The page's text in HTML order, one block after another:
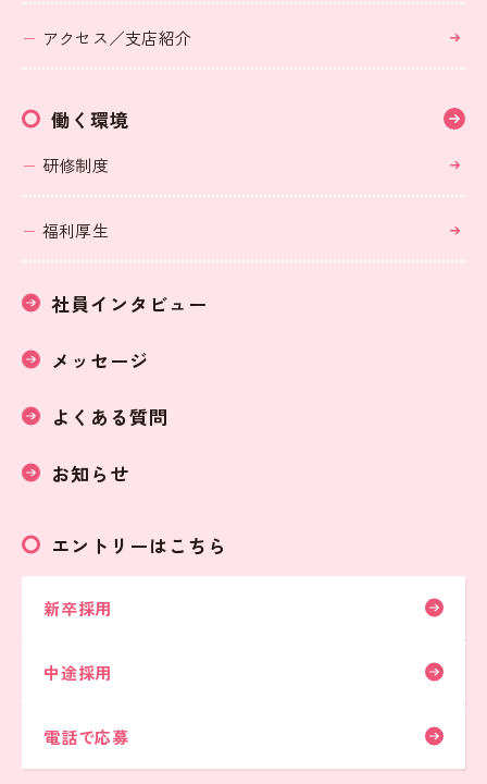
アクセス／支店紹介
働く環境
研修制度
福利厚生
社員インタビュー
メッセージ
よくある質問
お知らせ
エントリーはこちら
新卒採用
中途採用
電話で応募